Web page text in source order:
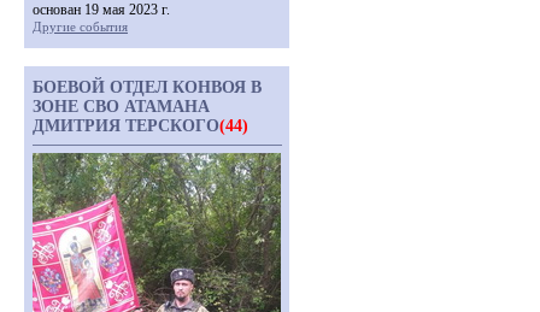
основан 19 мая 2023 г.
Другие события
БОЕВОЙ ОТДЕЛ КОНВОЯ В
ЗОНЕ СВО АТАМАНА
ДМИТРИЯ ТЕРСКОГО(44)